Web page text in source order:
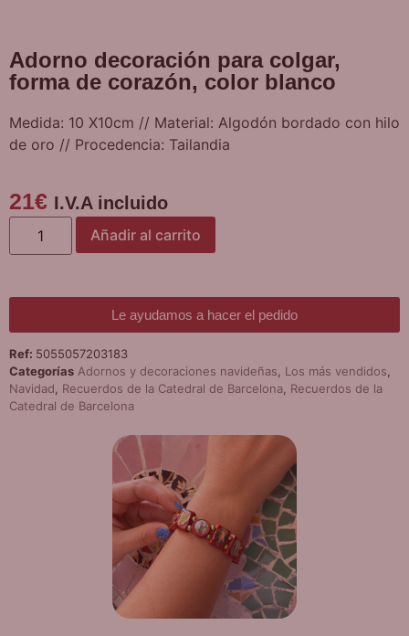
Adorno decoración para colgar,
forma de corazón, color blanco
Medida: 10 X10cm // Material: Algodón bordado con hilo
de oro // Procedencia: Tailandia
21€ I.V.A incluido
Añadir al carrito
Le ayudamos a hacer el pedido
Ref: 5055057203183
Categorías Adornos y decoraciones navideñas Los más vendidos
Navidad
Recuerdos de la Catedral de Barcelona Recuerdos de la
Catedral de Barcelona